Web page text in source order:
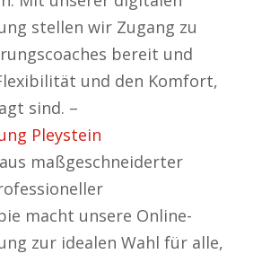
stellen wir Zugang zu
bereit und
und den Komfort,
sind. –
Pleystein
maßgeschneiderter
macht unsere Online-
zur idealen Wahl für alle,